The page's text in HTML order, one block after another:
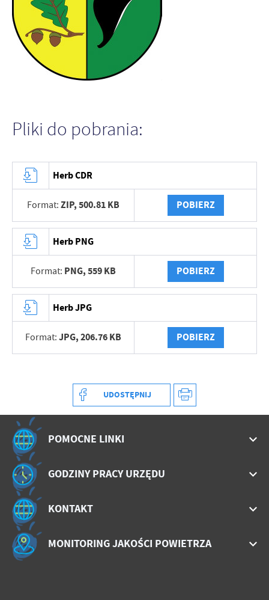
Pliki do pobrania:
Herb CDR
Format: ZIP,500.81 KB POBIERZ
Herb PNG
Format: PNG,559 KB POBIERZ
Herb JPG
Format: JPG,206.76 KB POBIERZ
UDOSTĘPNIJ
POMOCNE LINKI
GODZINY PRACY URZĘDU
KONTAKT
MONITORING JAKOŚCI POWIETRZA